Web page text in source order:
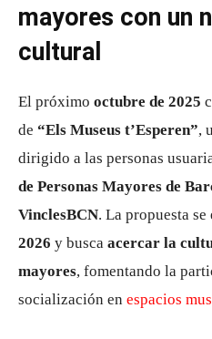
mayores con un
cultural
El próximo octubre de 2025
de “Els Museus t’Esperen”,
dirigido a las personas
de Personas Mayores de
VinclesBCN. La propuesta
2026 y busca acercar la
mayores, fomentando la
socialización en espacios